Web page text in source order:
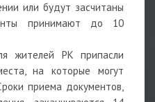
или будут засчитаны
принимают до 10
жителей РК припасли
на которые могут
приема документов,